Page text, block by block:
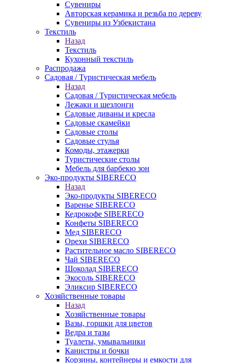
Сувениры
Авторская керамика и резьба по дереву
Сувениры из Узбекистана
Текстиль
Назад
Текстиль
Кухонный текстиль
Распродажа
Садовая / Туристическая мебель
Назад
Садовая / Туристическая мебель
Лежаки и шезлонги
Садовые диваны и кресла
Садовые скамейки
Садовые столы
Садовые стулья
Комоды, этажерки
Туристические столы
Мебель для барбекю зон
Эко-продукты SIBERECO
Назад
Эко-продукты SIBERECO
Варенье SIBERECO
Кедрокофе SIBERECO
Конфеты SIBERECO
Мед SIBERECO
Орехи SIBERECO
Растительное масло SIBERECO
Чай SIBERECO
Шоколад SIBERECO
Экосоль SIBERECO
Эликсир SIBERECO
Хозяйственные товары
Назад
Хозяйственные товары
Вазы, горшки для цветов
Ведра и тазы
Туалеты, умывальники
Канистры и бочки
Корзины, контейнеры и емкости для